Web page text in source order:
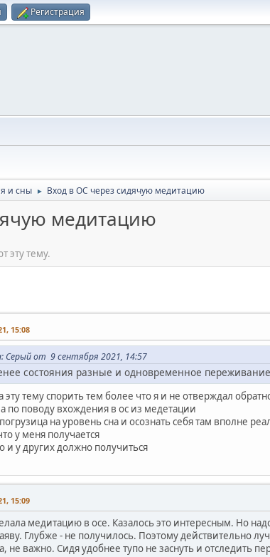
Регистрация
и сны ► Вход в ОС через сидячую медитацию
медитацию
эту тему.
15:08
от 9 сентября 2021, 14:57
состояния разные и одновременное
эту тему спорить тем более что я и не отверждал
по поводу вхождения в ос из медетации
на уровень сна и осознать себя там вполне
у меня получается
и у других должно получиться
15:09
медитацию в осе. Казалось это интересным. Но
Глубже - не получилось. Поэтому действительно
не важно. Сидя удобнее тупо не заснуть и отследить